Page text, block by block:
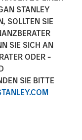
STANLEY
SOLLTEN SIE
SIE SICH AN
ODER -
SIE BITTE
through